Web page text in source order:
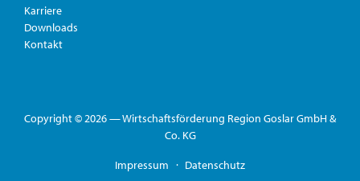
Karriere
Downloads
Kontakt
Copyright © 2026 — Wirtschaftsförderung Region Goslar GmbH &
Co. KG
Impressum Datenschutz